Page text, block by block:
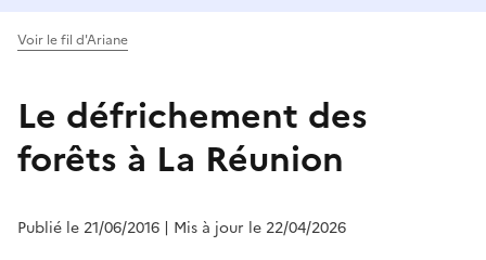
Voir le fil d'Ariane
Le défrichement des
forêts à La Réunion
Publié le 21/06/2016 | Mis à jour le 22/04/2026